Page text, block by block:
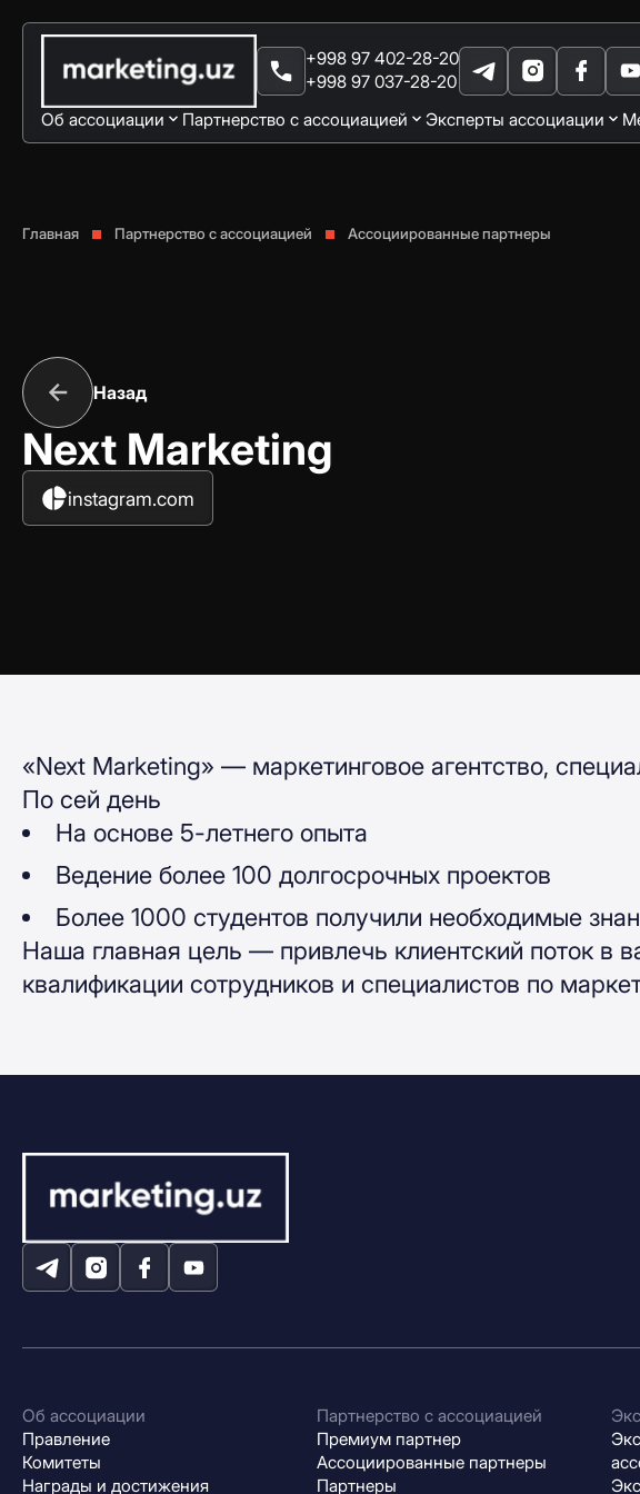
+998 97 402-28-20
+998 97 037-28-20
Об ассоциации Партнерство с ассоциацией Эксперты ассоциации
Главная Партнерство с ассоциацией Ассоциированные партнеры
Назад
Next Marketing
instagram.com
«Next Marketing» — маркетинговое агентство,
По сей день
На основе 5-летнего опыта
Ведение более 100 долгосрочных проектов
Более 1000 студентов получили необходимые
Наша главная цель — привлечь клиентский поток в
квалификации сотрудников и специалистов по
Об ассоциации
Правление
Комитеты
Награды и достижения
Партнерство с ассоциацией
Премиум партнер
Ассоциированные партнеры
Партнеры